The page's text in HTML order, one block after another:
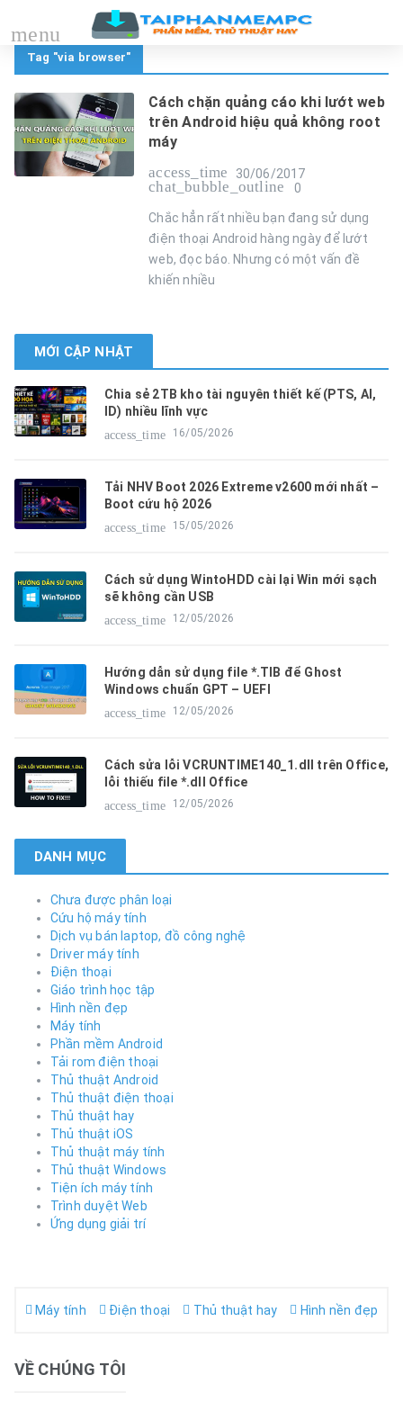
Tag "via browser"
Cách chặn quảng cáo khi lướt web
trên Android hiệu quả không root
máy
access_time
30/06/2017
chat_bubble_outline 0
Chắc hẳn rất nhiều bạn đang sử dụng
điện thoại Android hàng ngày để lướt
web, đọc báo. Nhưng có một vấn đề
khiến nhiều
MỚI CẬP NHẬT
Chia sẻ 2TB kho tài nguyên thiết kế (PTS, AI,
ID) nhiều lĩnh vực
access_time
16/05/2026
Tải NHV Boot 2026 Extreme v2600 mới nhất –
Boot cứu hộ 2026
access_time
15/05/2026
Cách sử dụng WintoHDD cài lại Win mới sạch
sẽ không cần USB
access_time
12/05/2026
Hướng dẫn sử dụng file *.TIB để Ghost
Windows chuẩn GPT – UEFI
access_time
12/05/2026
Cách sửa lỗi VCRUNTIME140_1.dll trên Office,
lỗi thiếu file *.dll Office
access_time
12/05/2026
DANH MỤC
Chưa được phân loại
Cứu hộ máy tính
Dịch vụ bán laptop, đồ công nghệ
Driver máy tính
Điện thoại
Giáo trình học tập
Hình nền đẹp
Máy tính
Phần mềm Android
Tải rom điện thoại
Thủ thuật Android
Thủ thuật điện thoại
Thủ thuật hay
Thủ thuật iOS
Thủ thuật máy tính
Thủ thuật Windows
Tiện ích máy tính
Trình duyệt Web
Ứng dụng giải trí
Máy tính Điện thoại Thủ thuật hay Hình nền đẹp
VỀ CHÚNG TÔI
menu